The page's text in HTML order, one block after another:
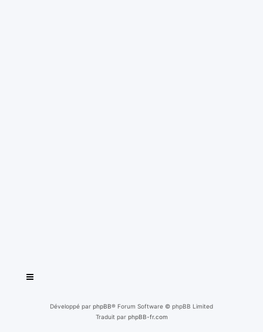
Développé par phpBB® Forum Software © phpBB Limited
Traduit par phpBB-fr.com